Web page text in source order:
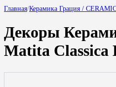
Главная/Керамика Грация /
Декоры
Matita